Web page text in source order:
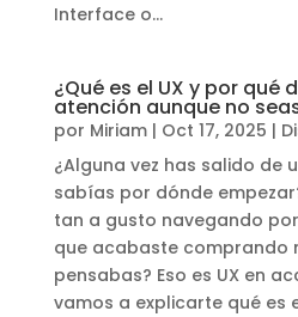
Interface o...
¿Qué es el UX y por qué
atención aunque no
por Miriam| Oct 17, 2025 |
¿Alguna vez has salido de
sabías por dónde
tan a gusto navegando
que acabaste comprando
pensabas? Eso es UX en
vamos a explicarte qué es